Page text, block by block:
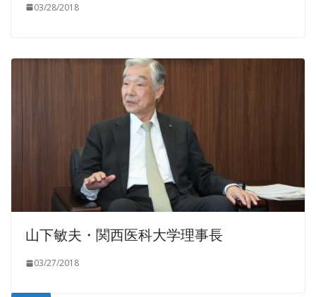
03/28/2018
山下敏夫・関西医科大学理事長
03/27/2018